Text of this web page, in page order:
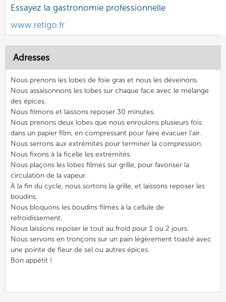
Essayez la gastronomie professionnelle
www.retigo.fr
Adresses
Nous prenons les lobes de foie gras et nous les déveinons.
Nous assaisonnons les lobes sur chaque face avec le mélange
des épices.
Nous filmons et laissons reposer 30 minutes.
Nous prenons deux lobes que nous enroulons plusieurs fois
dans un papier film, en compressant pour faire évacuer l'air.
Nous serrons aux extrémités pour terminer la compression.
Nous fixons à la ficelle les extrémités.
Nous plaçons les lobes filmés sur grille, pour favoriser la
circulation de la vapeur.
À la fin du cycle, nous sortons la grille, et laissons reposer les
boudins.
Nous bloquons les boudins filmés à la cellule de
refroidissement.
Nous laissons reposer le tout au froid pour 1 ou 2 jours.
Nous servons en tronçons sur un pain légèrement toasté avec
une pointe de fleur de sel ou autres épices.
Bon appétit !